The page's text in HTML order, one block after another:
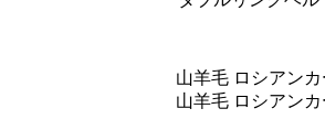
山羊毛 ロシアン
山羊毛 ロシアン